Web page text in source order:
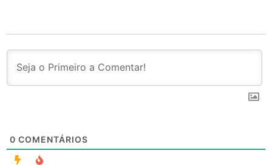
0 COMENTÁRIOS